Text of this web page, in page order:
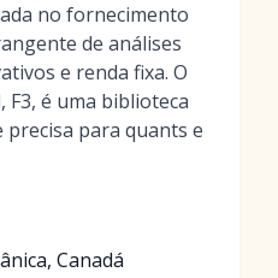
no fornecimento
de análises
e renda fixa. O
é uma biblioteca
precisa para quants e
Canadá